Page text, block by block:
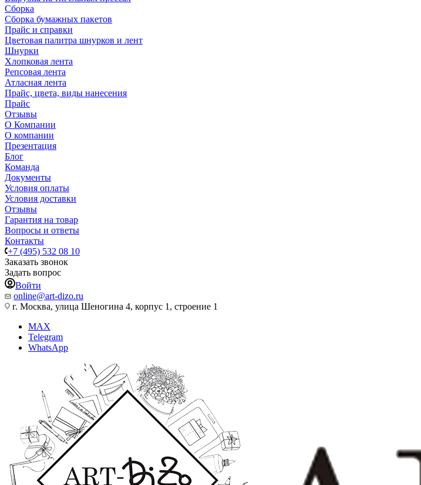
Сборка
Сборка бумажных пакетов
Прайс и справки
Цветовая палитра шнурков и лент
Шнурки
Хлопковая лента
Репсовая лента
Атласная лента
Прайс, цвета, виды нанесения
Прайс
Отзывы
О Компании
О компании
Презентация
Блог
Команда
Документы
Условия оплаты
Условия доставки
Отзывы
Гарантия на товар
Вопросы и ответы
Контакты
+7 (495) 532 08 10
Заказать звонок
Задать вопрос
Войти
online@art-dizo.ru
г. Москва, улица Шеногина 4, корпус 1, строение 1
MAX
Telegram
WhatsApp